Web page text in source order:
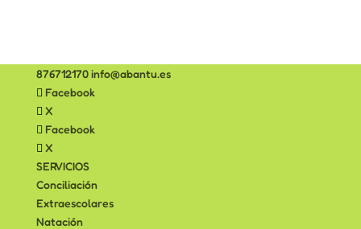
876712170info@abantu.es
Facebook
X
Facebook
X
SERVICIOS
Conciliación
Extraescolares
Natación